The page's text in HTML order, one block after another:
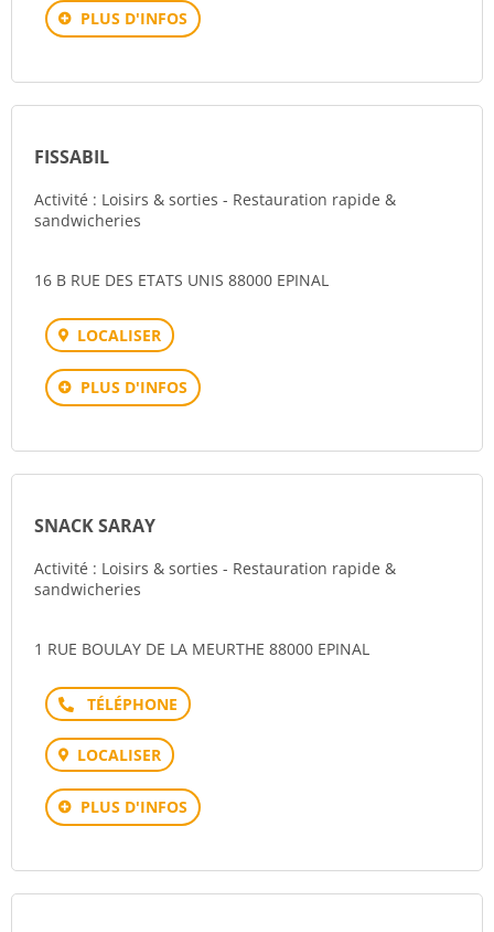
PLUS D'INFOS
FISSABIL
Activité : Loisirs & sorties - Restauration rapide &
sandwicheries
16 B RUE DES ETATS UNIS 88000 EPINAL
LOCALISER
PLUS D'INFOS
SNACK SARAY
Activité : Loisirs & sorties - Restauration rapide &
sandwicheries
1 RUE BOULAY DE LA MEURTHE 88000 EPINAL
Téléphone
LOCALISER
PLUS D'INFOS